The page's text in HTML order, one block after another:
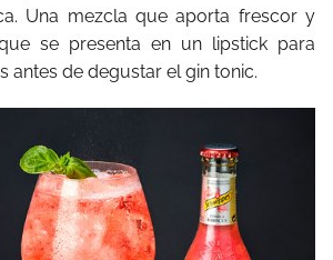
Una mezcla que aporta frescor y
se presenta en un lipstick para
antes de degustar el gin tonic.